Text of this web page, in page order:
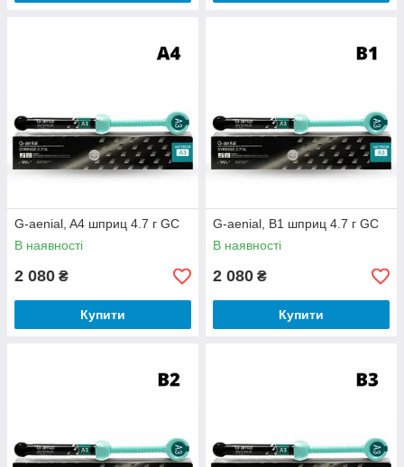
G-aenial, A4 шприц 4.7 г GC
В наявності
2 080 ₴
Купити
G-aenial, В1 шприц 4.7 г GC
В наявності
2 080 ₴
Купити